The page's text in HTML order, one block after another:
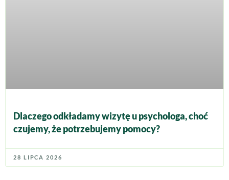
Dlaczego odkładamy wizytę u psychologa, choć
czujemy, że potrzebujemy pomocy?
28 LIPCA 2026